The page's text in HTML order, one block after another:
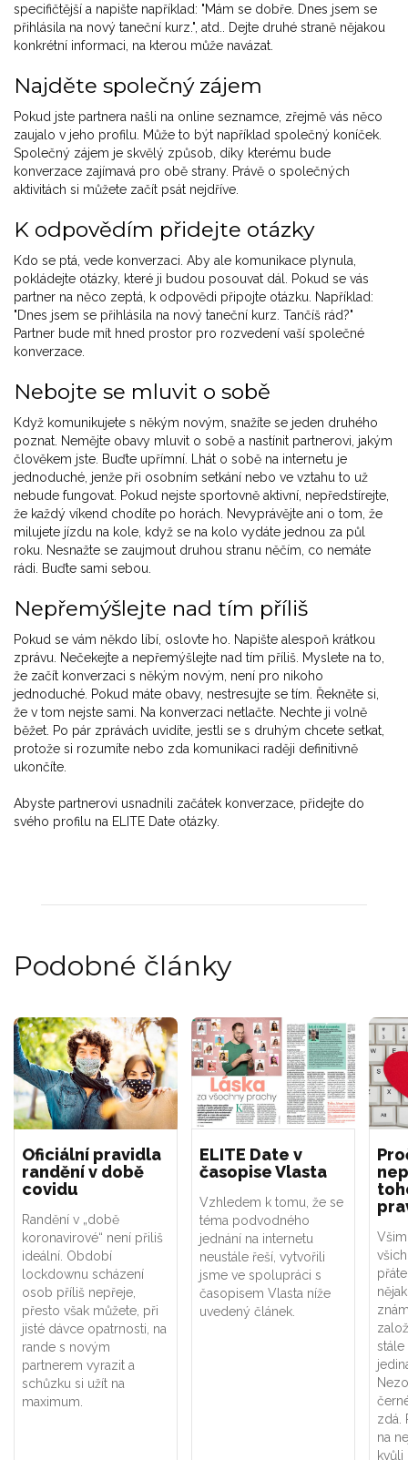
specifičtější a napište například: "Mám se dobře. Dnes jsem se
přihlásila na nový taneční kurz.", atd.. Dejte druhé straně nějakou
konkrétní informaci, na kterou může navázat.
Najděte společný zájem
Pokud jste partnera našli na online seznamce, zřejmě vás něco
zaujalo v jeho profilu. Může to být například společný koníček.
Společný zájem je skvělý způsob, díky kterému bude
konverzace zajímavá pro obě strany. Právě o společných
aktivitách si můžete začít psát nejdříve.
K odpovědím přidejte otázky
Kdo se ptá, vede konverzaci. Aby ale komunikace plynula,
pokládejte otázky, které ji budou posouvat dál. Pokud se vás
partner na něco zeptá, k odpovědi připojte otázku. Například:
"Dnes jsem se přihlásila na nový taneční kurz. Tančíš rád?"
Partner bude mít hned prostor pro rozvedení vaší společné
konverzace.
Nebojte se mluvit o sobě
Když komunikujete s někým novým, snažíte se jeden druhého
poznat. Nemějte obavy mluvit o sobě a nastínit partnerovi, jakým
člověkem jste. Buďte upřímní. Lhát o sobě na internetu je
jednoduché, jenže při osobním setkání nebo ve vztahu to už
nebude fungovat. Pokud nejste sportovně aktivní, nepředstírejte,
že každý víkend chodíte po horách. Nevyprávějte ani o tom, že
milujete jízdu na kole, když se na kolo vydáte jednou za půl
roku. Nesnažte se zaujmout druhou stranu něčím, co nemáte
rádi. Buďte sami sebou.
Nepřemýšlejte nad tím příliš
Pokud se vám někdo líbí, oslovte ho. Napište alespoň krátkou
zprávu. Nečekejte a nepřemýšlejte nad tím příliš. Myslete na to,
že začít konverzaci s někým novým, není pro nikoho
jednoduché. Pokud máte obavy, nestresujte se tím. Řekněte si,
že v tom nejste sami. Na konverzaci netlačte. Nechte ji volně
běžet. Po pár zprávách uvidíte, jestli se s druhým chcete setkat,
protože si rozumíte nebo zda komunikaci raději definitivně
ukončíte.
Abyste partnerovi usnadnili začátek konverzace, přidejte do
svého profilu na ELITE Date otázky.
Podobné články
Oficiální pravidla
randění v době
covidu
Randění v „době
koronavirové“ není přiliš
ideální. Období
lockdownu scházení
osob příliš nepřeje,
přesto však můžete, při
jisté dávce opatrnosti, na
rande s novým
partnerem vyrazit a
schůzku si užít na
maximum.
ELITE Date v
časopise Vlasta
Vzhledem k tomu, že se
téma podvodného
jednání na internetu
neustále řeší, vytvořili
jsme ve spolupráci s
časopisem Vlasta níže
uvedený článek.
zdá.
na
kvůli